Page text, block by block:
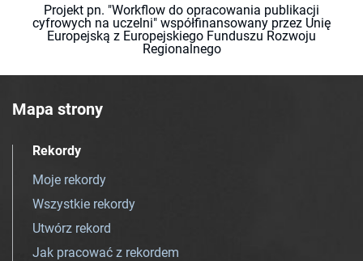
Projekt pn. "Workflow do opracowania publikacji
cyfrowych na uczelni" współfinansowany przez Unię
Europejską z Europejskiego Funduszu Rozwoju
Regionalnego
Mapa strony
Rekordy
Moje rekordy
Wszystkie rekordy
Utwórz rekord
Jak pracować z rekordem